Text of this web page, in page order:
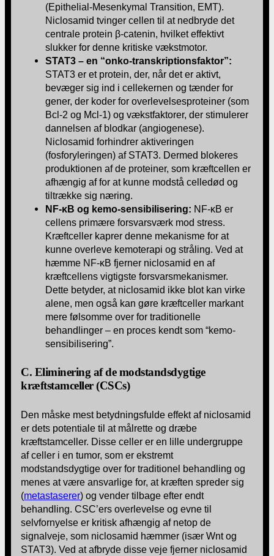
(Epithelial-Mesenkymal Transition, EMT).
Niclosamid tvinger cellen til at nedbryde det
centrale protein β-catenin, hvilket effektivt
slukker for denne kritiske vækstmotor.
STAT3 – en “onko-transkriptionsfaktor”:
STAT3 er et protein, der, når det er aktivt,
bevæger sig ind i cellekernen og tænder for
gener, der koder for overlevelsesproteiner (som
Bcl-2 og Mcl-1) og vækstfaktorer, der stimulerer
dannelsen af blodkar (angiogenese).
Niclosamid forhindrer aktiveringen
(fosforyleringen) af STAT3. Dermed blokeres
produktionen af de proteiner, som kræftcellen er
afhængig af for at kunne modstå celledød og
tiltrække sig næring.
NF-κB og kemo-sensibilisering: NF-κB er
cellens primære forsvarsværk mod stress.
Kræftceller kaprer denne mekanisme for at
kunne overleve kemoterapi og stråling. Ved at
hæmme NF-κB fjerner niclosamid en af
kræftcellens vigtigste forsvarsmekanismer.
Dette betyder, at niclosamid ikke blot kan virke
alene, men også kan gøre kræftceller markant
mere følsomme over for traditionelle
behandlinger – en proces kendt som “kemo-
sensibilisering”.
C. Eliminering af de modstandsdygtige
kræftstamceller (CSCs)
Den måske mest betydningsfulde effekt af niclosamid
er dets potentiale til at målrette og dræbe
kræftstamceller. Disse celler er en lille undergruppe
af celler i en tumor, som er ekstremt
modstandsdygtige over for traditionel behandling og
menes at være ansvarlige for, at kræften spreder sig
(metastaserer) og vender tilbage efter endt
behandling. CSC’ers overlevelse og evne til
selvfornyelse er kritisk afhængig af netop de
signalveje, som niclosamid hæmmer (især Wnt og
STAT3). Ved at afbryde disse veje fjerner niclosamid